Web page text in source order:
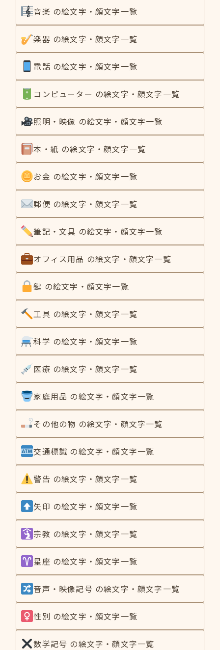
音楽 の絵文字・顔文字一覧
楽器 の絵文字・顔文字一覧
電話 の絵文字・顔文字一覧
コンピューター の絵文字・顔文字一覧
照明・映像 の絵文字・顔文字一覧
本・紙 の絵文字・顔文字一覧
お金 の絵文字・顔文字一覧
郵便 の絵文字・顔文字一覧
筆記・文具 の絵文字・顔文字一覧
オフィス用品 の絵文字・顔文字一覧
鍵 の絵文字・顔文字一覧
工具 の絵文字・顔文字一覧
科学 の絵文字・顔文字一覧
医療 の絵文字・顔文字一覧
家庭用品 の絵文字・顔文字一覧
その他の物 の絵文字・顔文字一覧
交通標識 の絵文字・顔文字一覧
警告 の絵文字・顔文字一覧
矢印 の絵文字・顔文字一覧
宗教 の絵文字・顔文字一覧
星座 の絵文字・顔文字一覧
音声・映像記号 の絵文字・顔文字一覧
性別 の絵文字・顔文字一覧
数学記号 の絵文字・顔文字一覧